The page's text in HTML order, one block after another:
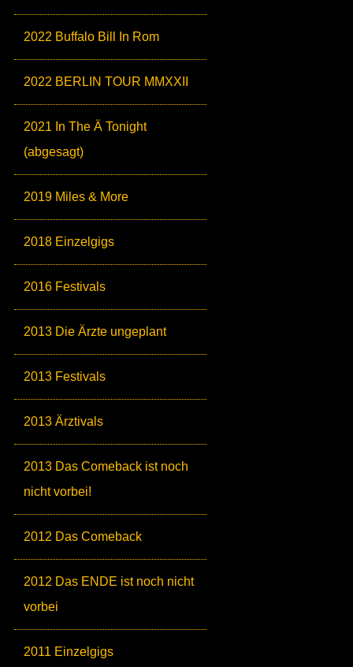
2022 Buffalo Bill In Rom
2022 BERLIN TOUR MMXXII
2021 In The Ä Tonight
(abgesagt)
2019 Miles & More
2018 Einzelgigs
2016 Festivals
2013 Die Ärzte ungeplant
2013 Festivals
2013 Ärztivals
2013 Das Comeback ist noch
nicht vorbei!
2012 Das Comeback
2012 Das ENDE ist noch nicht
vorbei
2011 Einzelgigs